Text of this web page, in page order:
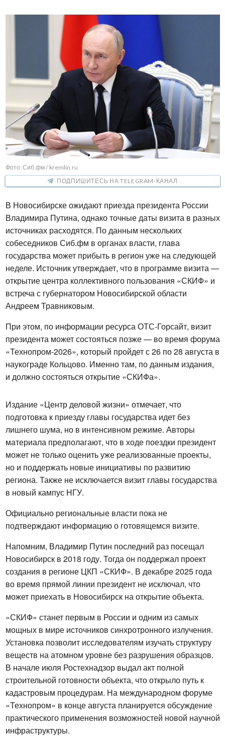
Фото: Сиб.фм / kremlin.ru
ПОДПИШИТЕСЬ НА TELEGRAM-КАНАЛ
В Новосибирске ожидают приезда президента России
Владимира Путина, однако точные даты визита в разных
источниках расходятся. По данным нескольких
собеседников Сиб.фм в органах власти, глава
государства может прибыть в регион уже на следующей
неделе. Источник утверждает, что в программе визита —
открытие центра коллективного пользования «СКИФ» и
встреча с губернатором Новосибирской области
Андреем Травниковым.
При этом, по информации ресурса ОТС-Горсайт, визит
президента может состояться позже — во время форума
«Технопром-2026», который пройдет с 26 по 28 августа в
наукограде Кольцово. Именно там, по данным издания,
и должно состояться открытие «СКИФа».
Издание «Центр деловой жизни» отмечает, что
подготовка к приезду главы государства идет без
лишнего шума, но в интенсивном режиме. Авторы
материала предполагают, что в ходе поездки президент
может не только оценить уже реализованные проекты,
но и поддержать новые инициативы по развитию
региона. Также не исключается визит главы государства
в новый кампус НГУ.
Официально региональные власти пока не
подтверждают информацию о готовящемся визите.
Напомним, Владимир Путин последний раз посещал
Новосибирск в 2018 году. Тогда он поддержал проект
создания в регионе ЦКП «СКИФ». В декабре 2025 года
во время прямой линии президент не исключал, что
может приехать в Новосибирск на открытие объекта.
«СКИФ» станет первым в России и одним из самых
мощных в мире источников синхротронного излучения.
Установка позволит исследователям изучать структуру
веществ на атомном уровне без разрушения образцов.
В начале июля Ростехнадзор выдал акт полной
строительной готовности объекта, что открыло путь к
кадастровым процедурам. На международном форуме
«Технопром» в конце августа планируется обсуждение
практического применения возможностей новой научной
инфраструктуры.